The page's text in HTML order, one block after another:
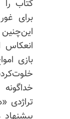
کتاب
برای
انعکاس
بازی
تراژدی